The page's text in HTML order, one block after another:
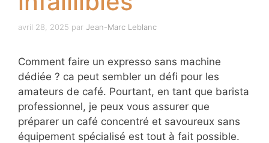
avril 28, 2025 par Jean-Marc Leblanc
Comment faire un expresso sans machine
dédiée ? ca peut sembler un défi pour les
amateurs de café. Pourtant, en tant que barista
professionnel, je peux vous assurer que
préparer un café concentré et savoureux sans
équipement spécialisé est tout à fait possible.